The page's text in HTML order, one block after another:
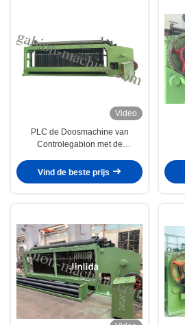
Video
PLC de Doosmachine van
Controlegabion met de
Eindesysteem/2.5mm.
Vind de beste prijs